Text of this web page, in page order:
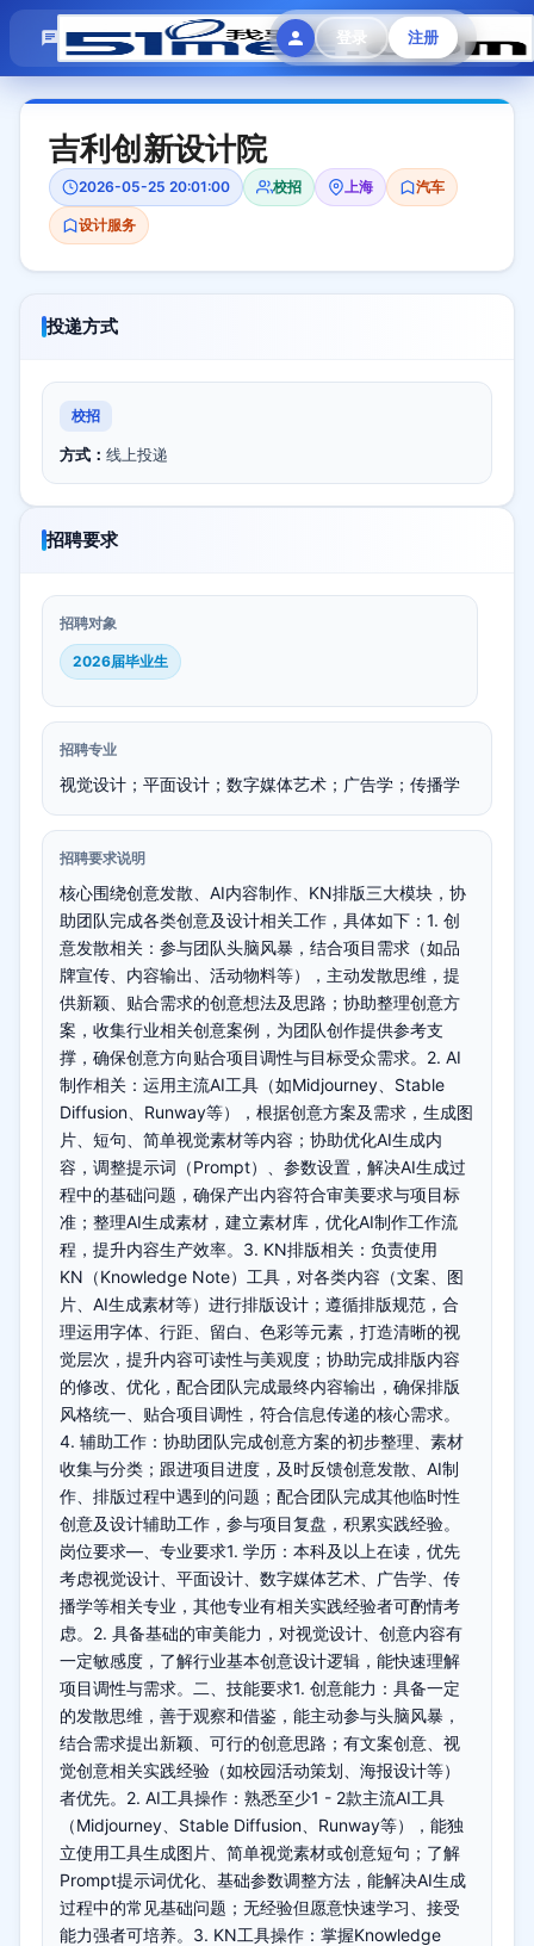
登录 注册
模拟面试 题目大全 招聘中心 会员专区
吉利创新设计院
2026-05-25 20:01:00 校招 上海 汽车
设计服务
投递方式
校招
方式： 线上投递
招聘要求
招聘对象
2026届毕业生
招聘专业
视觉设计；平面设计；数字媒体艺术；广告学；传播学
招聘要求说明
核心围绕创意发散、AI内容制作、KN排版三大模块，协
助团队完成各类创意及设计相关工作，具体如下：1. 创
意发散相关：参与团队头脑风暴，结合项目需求（如品
牌宣传、内容输出、活动物料等），主动发散思维，提
供新颖、贴合需求的创意想法及思路；协助整理创意方
案，收集行业相关创意案例，为团队创作提供参考支
撑，确保创意方向贴合项目调性与目标受众需求。2. AI
制作相关：运用主流AI工具（如Midjourney、Stable
Diffusion、Runway等），根据创意方案及需求，生成图
片、短句、简单视觉素材等内容；协助优化AI生成内
容，调整提示词（Prompt）、参数设置，解决AI生成过
程中的基础问题，确保产出内容符合审美要求与项目标
准；整理AI生成素材，建立素材库，优化AI制作工作流
程，提升内容生产效率。3. KN排版相关：负责使用
KN（Knowledge Note）工具，对各类内容（文案、图
片、AI生成素材等）进行排版设计；遵循排版规范，合
理运用字体、行距、留白、色彩等元素，打造清晰的视
觉层次，提升内容可读性与美观度；协助完成排版内容
的修改、优化，配合团队完成最终内容输出，确保排版
风格统一、贴合项目调性，符合信息传递的核心需求。
4. 辅助工作：协助团队完成创意方案的初步整理、素材
收集与分类；跟进项目进度，及时反馈创意发散、AI制
作、排版过程中遇到的问题；配合团队完成其他临时性
创意及设计辅助工作，参与项目复盘，积累实践经验。
岗位要求—、专业要求1. 学历：本科及以上在读，优先
考虑视觉设计、平面设计、数字媒体艺术、广告学、传
播学等相关专业，其他专业有相关实践经验者可酌情考
虑。2. 具备基础的审美能力，对视觉设计、创意内容有
一定敏感度，了解行业基本创意设计逻辑，能快速理解
项目调性与需求。二、技能要求1. 创意能力：具备一定
的发散思维，善于观察和借鉴，能主动参与头脑风暴，
结合需求提出新颖、可行的创意思路；有文案创意、视
觉创意相关实践经验（如校园活动策划、海报设计等）
者优先。2. AI工具操作：熟悉至少1 - 2款主流AI工具
（Midjourney、Stable Diffusion、Runway等），能独
立使用工具生成图片、简单视觉素材或创意短句；了解
Prompt提示词优化、基础参数调整方法，能解决AI生成
过程中的常见基础问题；无经验但愿意快速学习、接受
能力强者可培养。3. KN工具操作：掌握Knowledge